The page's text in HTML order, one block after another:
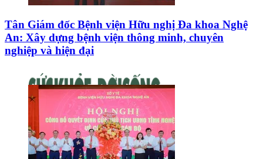
Tân Giám đốc Bệnh viện Hữu nghị Đa khoa Nghệ
An: Xây dựng bệnh viện thông minh, chuyên
nghiệp và hiện đại